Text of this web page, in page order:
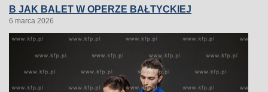
B JAK BALET W OPERZE BAŁTYCKIEJ
6 marca 2026